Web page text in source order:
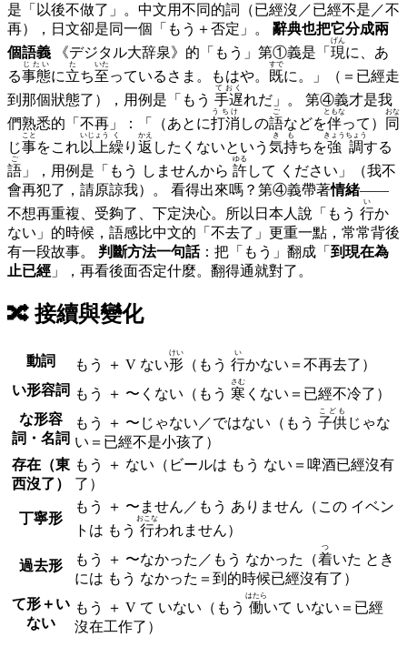
是「以後不做了」。中文用不同的詞（已經沒／已經不是／不
再），日文卻是同一個「もう＋否定」。 辭典也把它分成兩
個語義
《デジタル大辞泉》的「もう」第①義是「 現
げん
に、あ
る事態
じたい
に立
た
ち至
いた
っているさま。もはや。 既
すで
に。」（＝已經走
到那個狀態了），用例是「もう 手遅
ておく
れだ」。 第④義才是我
們熟悉的「不再」：「（あとに打消
うちけ
しの語
ご
などを伴
ともな
って） 同
おな
じ事
こと
をこれ以上
いじょう
繰
く
り 返
かえ
したくないという 気持
きも
ちを強調
きょうちょう
する
語
ご
」，用例是「もう しませんから 許
ゆる
して ください」（我不
會再犯了，請原諒我）。 看得出來嗎？第④義帶著情緒——
不想再重複、受夠了、下定決心。所以日本人說「もう 行
い
か
ない」的時候，語感比中文的「不去了」更重一點，常常背後
有一段故事。 判斷方法一句話：把「もう」翻成「 到現在為
止已經 」，再看後面否定什麼。翻得通就對了。
🔀接續與變化
動詞 もう ＋ V ない形
けい
（もう 行
い
かない＝不再去了）
い形容詞 もう ＋ 〜くない （もう 寒
さむ
くない＝已經不冷了）
な形容
詞・名詞
もう ＋ 〜じゃない／ではない （もう 子供
こども
じゃな
い＝已經不是小孩了）
存在（東
西沒了）
もう ＋ ない （ビールは もう ない＝啤酒已經沒有
了）
丁寧形
もう ＋ 〜 ません ／もう ありません （この イベン
トは もう 行
おこな
われません）
過去形 もう ＋ 〜なかった ／もう なかった （着
つ
いた とき
には もう なかった＝到的時候已經沒有了）
て形＋い
ない
もう ＋ V て いない （もう 働
はたら
いて いない＝已經
沒在工作了）